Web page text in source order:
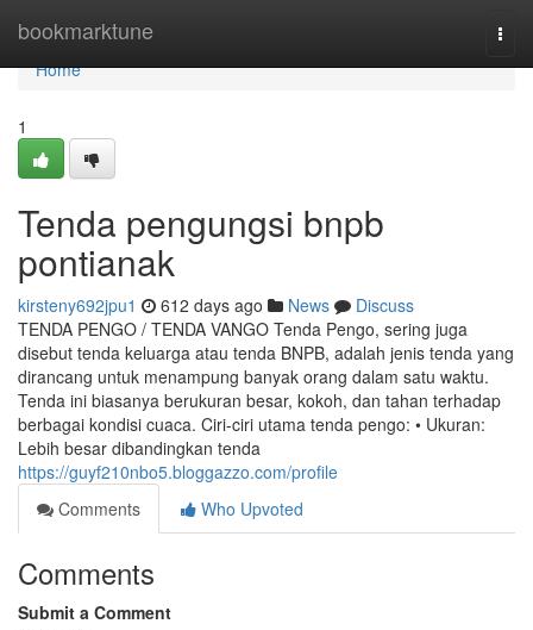
bookmarktune
Home
Home
1
Tenda pengungsi bnpb
pontianak
kirsteny692jpu1 612 days ago News
Discuss
TENDA PENGO / TENDA VANGO Tenda Pengo, sering juga
disebut tenda keluarga atau tenda BNPB, adalah jenis tenda yang
dirancang untuk menampung banyak orang dalam satu waktu.
Tenda ini biasanya berukuran besar, kokoh, dan tahan terhadap
berbagai kondisi cuaca. Ciri-ciri utama tenda pengo: • Ukuran:
Lebih besar dibandingkan tenda
https://guyf210nbo5.bloggazzo.com/profile
Comments
Who Upvoted
Comments
Submit a Comment